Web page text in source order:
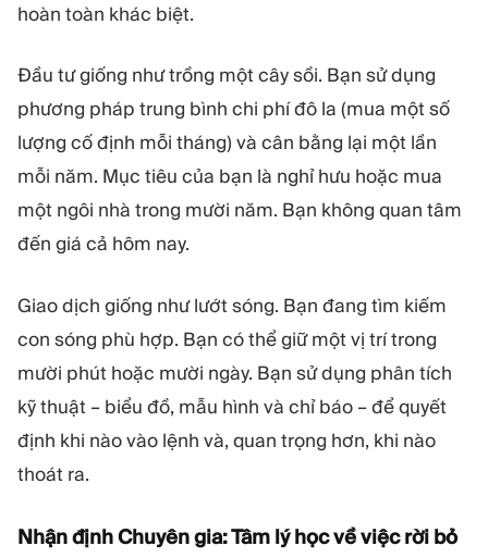
hoàn toàn khác biệt.
Đầu tư giống như trồng một cây sồi. Bạn sử dụng
phương pháp trung bình chi phí đô la (mua một số
lượng cố định mỗi tháng) và cân bằng lại một lần
mỗi năm. Mục tiêu của bạn là nghỉ hưu hoặc mua
một ngôi nhà trong mười năm. Bạn không quan tâm
đến giá cả hôm nay.
Giao dịch giống như lướt sóng. Bạn đang tìm kiếm
con sóng phù hợp. Bạn có thể giữ một vị trí trong
mười phút hoặc mười ngày. Bạn sử dụng phân tích
kỹ thuật – biểu đồ, mẫu hình và chỉ báo – để quyết
định khi nào vào lệnh và, quan trọng hơn, khi nào
thoát ra.
Nhận định Chuyên gia: Tâm lý học về việc rời bỏ